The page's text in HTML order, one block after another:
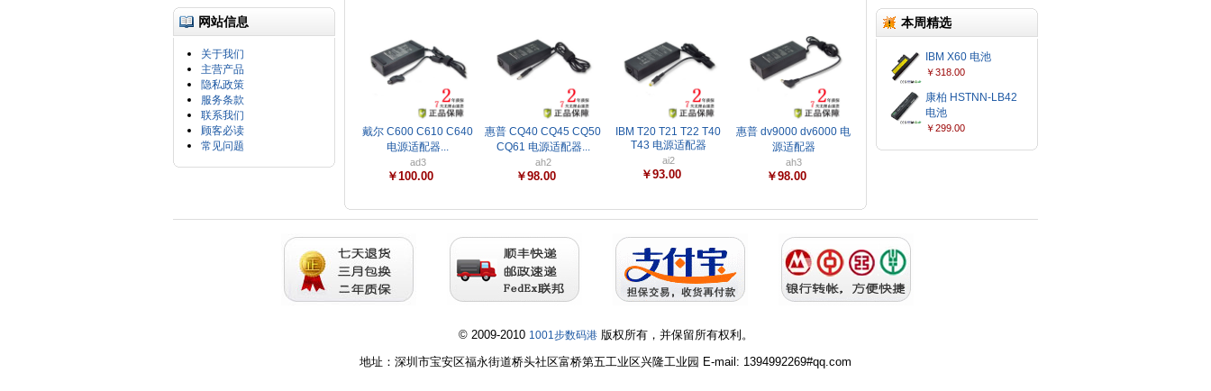
网站信息
关于我们
主营产品
隐私政策
服务条款
联系我们
顾客必读
常见问题
本周精选
IBM X60 电池
￥318.00
康柏 HSTNN-LB42
电池
￥299.00
戴尔 C600 C610 C640
电源适配器...
ad3
￥100.00
惠普 CQ40 CQ45 CQ50
CQ61 电源适配器...
ah2
￥98.00
IBM T20 T21 T22 T40
T43 电源适配器
ai2
￥93.00
惠普 dv9000 dv6000 电
源适配器
ah3
￥98.00
© 2009-2010 1001步数码港版权所有，并保留所有权利。
地址：深圳市宝安区福永街道桥头社区富桥第五工业区兴隆工业园 E-mail: 1394992269#qq.com